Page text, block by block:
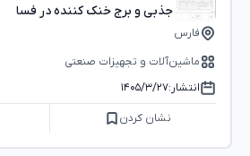
جذبی و برج خنک کننده در فسا
فارس
ماشین‌آلات و تجهیزات صنعتی
انتشار:۱۴۰۵/۳/۲۷
نشان کردن